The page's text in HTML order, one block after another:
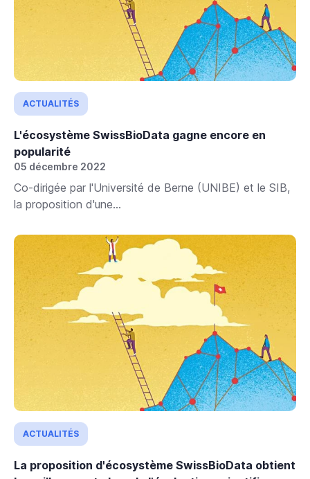
ACTUALITÉS
L'écosystème SwissBioData gagne encore en
popularité
05 décembre 2022
Co-dirigée par l'Université de Berne (UNIBE) et le SIB,
la proposition d'une...
ACTUALITÉS
La proposition d'écosystème SwissBioData obtient